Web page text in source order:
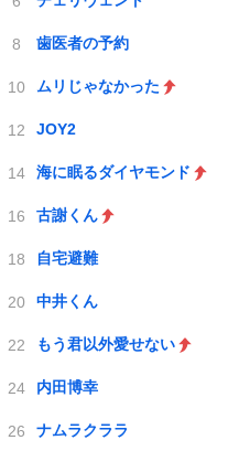
歯医者の予約
ムリじゃなかった
JOY2
海に眠るダイヤモンド
古謝くん
自宅避難
中井くん
もう君以外愛せない
内田博幸
ナムラクララ